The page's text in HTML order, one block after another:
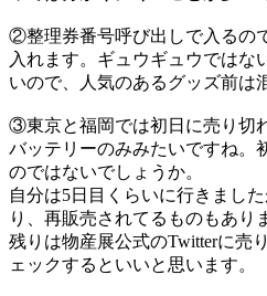
②整理券番号呼び出しで入るの
入れます。ギュウギュウではな
いので、人気のあるグッズ前は
③東京と福岡では初日に売り切
バッテリーのみみたいですね。
のではないでしょうか。
自分は5日目くらいに行きまし
り、再販売されてるものもあり
残りは物産展公式のTwitterに売
ェックするといいと思います。